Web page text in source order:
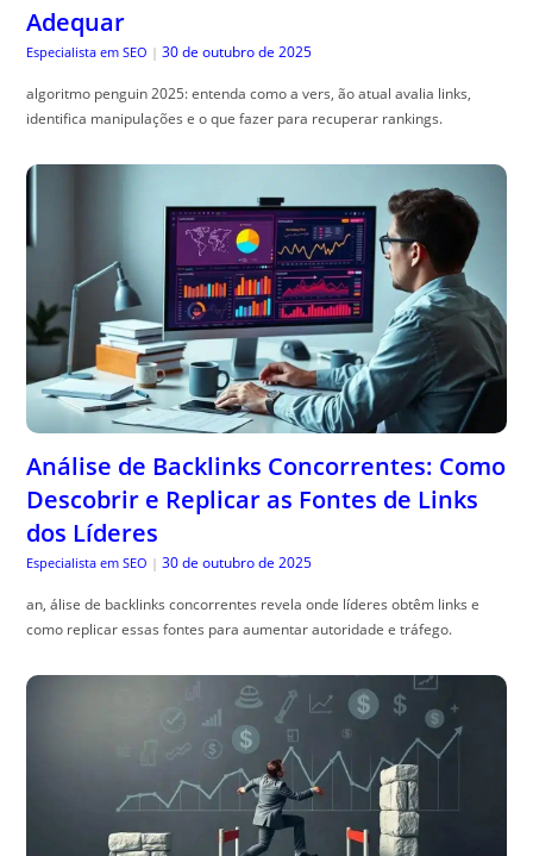
Adequar
Especialista em SEO | 30 de outubro de 2025
algoritmo penguin 2025: entenda como a vers, ão atual avalia links,
identifica manipulações e o que fazer para recuperar rankings.
Análise de Backlinks Concorrentes: Como
Descobrir e Replicar as Fontes de Links
dos Líderes
Especialista em SEO | 30 de outubro de 2025
an, álise de backlinks concorrentes revela onde líderes obtêm links e
como replicar essas fontes para aumentar autoridade e tráfego.